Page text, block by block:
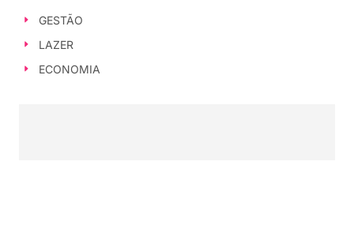
GESTÃO
LAZER
ECONOMIA